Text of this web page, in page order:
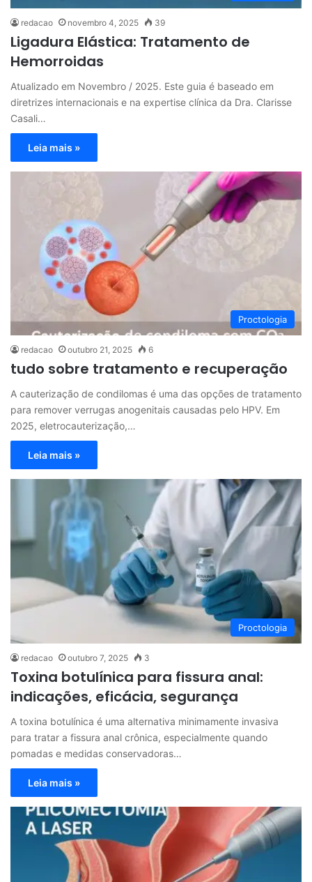
redacao novembro 4, 2025 39
Ligadura Elástica: Tratamento de
Hemorroidas
Atualizado em Novembro / 2025. Este guia é baseado em
diretrizes internacionais e na expertise clínica da Dra. Clarisse
Casali…
Leia mais »
Proctologia
redacao outubro 21, 2025 6
tudo sobre tratamento e recuperação
A cauterização de condilomas é uma das opções de tratamento
para remover verrugas anogenitais causadas pelo HPV. Em
2025, eletrocauterização,…
Leia mais »
Proctologia
redacao outubro 7, 2025 3
Toxina botulínica para fissura anal:
indicações, eficácia, segurança
A toxina botulínica é uma alternativa minimamente invasiva
para tratar a fissura anal crônica, especialmente quando
pomadas e medidas conservadoras…
Leia mais »